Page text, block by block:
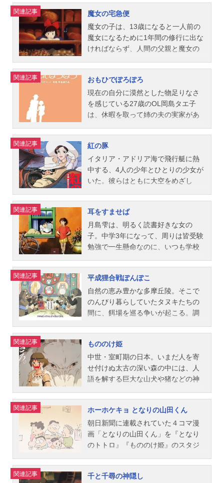
朗ミト：永井一郎ゴル：宮内幸平ギ
ックリ：八奈見乗児ニガ：矢田稔ア
スベル：松田洋治ラステル：冨永み
ーなクシャナ：榊原良子クロトワ：
家弓家正スタッフ監督：宮崎駿脚
作画監督：小松原一男美術監督：中
村光毅音楽：久石譲公開開始年＆季
節1984アニメ映画(C)1984StudioGhi
bli・H『風の谷のナウシカ』公式サイ
ト&...
救い出す。そして、とうとう伝説の
島ラピュタと遭遇することになる
が……。作品名天空の城ラピュタ放
送形態劇場版アニメシリーズスタジ
オジブリスケジュール1986年8月2日
ータ：横沢啓子ドーラ：初井言榮ム
スカ：寺田農ポムじい：常田富士男
将軍：永井一郎親方：糸博おかみ：
鷲尾真知子シャルル：神山卓三ル
イ：安原義人アンリ：亀山助清老技
フ監督：宮崎駿脚本：宮崎駿プロデ
ューサー：高畑勲作画監督：丹内司
美術：野崎俊郎/山本二三音楽：久石
譲主題歌「君をのせて」井上...
でも、よおく探せばまだきっとい
る。見つからないのは、いないと思
いこんでいるから。作品名となりの
トトロ放送形態劇場版アニメシリー
ズスタジオジブリスケジュール1988
8月21日（金）金曜ロードショーにて
キャストサツキ：日髙のり子メイ：
坂本千夏とうさん：糸井重里かあさ
ん：島本須美トトロ：高木均ネコバ
ス：龍田直樹カンタのばあちゃん：
タの母：丸山裕子カンタ：雨笠利幸
本家のおばあちゃん：鈴木れい子学
校の先生：鷲尾真知子草刈り男：千
葉繁郵便配達員：西村智博ミッちゃ
ん：神代智恵リョウコちゃん：水谷
大樹平松晶子スタッフ原作・脚本・
監督：宮崎駿プロデューサー：原徹
作画：佐藤好春美術：男鹿和雄仕
上：保田道世音楽：久石譲制作：ス
タ...
はやむなく小母の家へ身を寄せるこ
とにするが、そこでも生活が苦しく
なるに従って小母とのいさかいが絶
えなくなり、清太は家を出る決心を
する。荷物をリヤカーに積み込み、
しい生活が始まるが、やがて食糧も
尽き…。作品名火垂るの墓放送形態
劇場版アニメシリーズスタジオジブ
リスケジュール1988年4月16日
（土）キャスト清太：辰巳努節子：
口朱美スタッフ原作：野坂昭如（新
潮文庫版）監督：高畑勲企画・製
作：佐藤亮一プロデューサー：原徹
脚本：高畑勲音楽：間宮芳生キャラ
クターデザイン・作画監督：近藤喜
義行美術監督：山本二三色彩設定：
保田道世音響監督：浦上靖夫編集：
瀬山武司公開開始年＆季節1988アニ
メ映画(C)野坂昭如・新潮社1988『火
垂るの墓』公式ページ 「火垂るの
関連記事
魔女の宅急便
魔女の子は、13歳になると一人前の
魔女になるために1年間の修行に出な
ければならず、人間の父親と魔女の
黒猫ジジを連れて父母のもとを旅立
つ。海辺の町、コリコを修行の場に
選んだキキは、親切なパン屋のおか
みのおソノさんのおかげで、唯一使
える魔法である、ホウキで空を飛ぶ
る。初めての仕事では、途中の森に
荷物を落とすなどトラブルを起こし
つつも何とか仕事を無事終了。女子
画学生のウルスラや、少年トンボと
もお友達となり、少しずつ仕事にも
名魔女の宅急便放送形態劇場版アニ
メシリーズスタジオジブリスケジュ
ール1989年7月29日（土）【IMAX劇
場上映】2026年6月19日（金）期間
限定上映キャストキキ、ウルスラ：
リ：信沢三恵子（信澤三惠子）おソ
ノ：戸田恵子亭主：山寺宏一トン
ボ：山口勝平バーサ：関弘子オキ
ノ：三浦浩一老婦人：加藤治子スタ
ッフ監督：宮崎駿プロデューサー・
出：高畑勲作画：大塚伸治 近藤勝
也 近藤喜文美術：大野広司色彩設
計：保田道世主題歌「ルージュの伝
言」荒井由実「やさしさに包まれた
なら」荒...
関連記事
おもひでぽろぽろ
現在の自分に漠然とした物足りなさ
を感じている27歳のOL岡島タエ子
は、休暇を取って姉の夫の実家があ
子は、小さな頃から田舎のある生活
に憧れていたのだ。旅の途中で、彼
女はふと小学5年生の自分を思い出し
てしまう。一度蘇った思い出はタエ
子から離れていかなかった。小学5年
て成長するためのさなぎの季節なの
かもしれない。いくつも思い出が浮
かんでくるのは、自分に再びさなぎ
の季節が巡ってきたのだろうか。も
う一度、自分を見つめ直す時なのか
ていく。山形駅に着いたタエ子を待
っていたのは、新しい農業に意欲を
燃やしている青年、トシオとの出会
いだった。紅花摘みに田んぼの草取
り、リンゴの袋がけ。トシオの案内
自然と調和しながら生きている農家
の人々の姿に、地に足の着いた生活
の魅力を発見するのだった。そし
て、東京へ帰る日の前夜、おばあち
ゃんから、思いもかけない話題が出
態劇場版アニメシリーズスタジオジ
ブリスケジュール1991年7月20日
（土）キャスト岡島タエ子：今井美
樹岡島タエ子（小５・10歳）：本名
陽...
関連記事
紅の豚
イタリア・アドリア海で飛行艇に熱
中する、4人の少年とひとりの少女が
いた。彼らはともに大空をめざし
ひとりは青い海に、もうひとりは荒
野の果てに、それぞれ手の届かない
はるか彼方へと消えていった。そし
て残されたのは少女と、ひとりの少
年。その少年も自らに魔法をかけ
た・・・。作品名紅の豚放送形態劇
場版アニメシリーズスタジオジブリ
スケジュール1992年7月18日（土）
キャストポルコ・ロッソ：森山周一
郎マダム・ジーナ：加藤登紀子ピッ
マユート・ボス：上條恒彦フィオ・
ピッコロ：岡村明美ミスター・カー
チス：大塚明夫バアちゃん：関弘子
スタッフ監督：宮崎駿脚本：宮崎駿
プロデューサー：鈴木敏夫作画監
村佳津音楽監督：久石譲主題歌主題
歌：「さくらんぼの実る頃」加藤登
紀子ED：「時には昔の話を」加藤登
紀子公開開始年＆季節1992アニメ映
画(C)1992StudioGhibli・NN『紅の
を探す
関連記事
耳をすませば
月島雫は、明るく読書好きな女の
子。中学3年になって、周りは皆受験
勉強で一生懸命なのに、いつも学校
けっていた。雫はある日、図書館の
貸し出しカードに「天沢聖司」とい
う名前を発見する。雫が読む本には
必ずといっていいほどその名前があ
った。やがて、雫はひとりの少年と
へ渡って、ヴァイオリン職人の修行
をしようと決意している少年。その
少年こそ「天沢聖司」であった。雫
は聖司にひかれながら、進路も将来
も自分の才能にもすべてがあいまい
引き裂かれていた。やがて、雫は聖
司の生き方に強く心を動かされ、聖
司の祖父・西老人が経営する不思議
なアンティークショップ「地球屋」
にあった猫人形「バロン」を主人公
た…。作品名耳をすませば放送形態
劇場版アニメシリーズスタジオジブ
関連記事
平成狸合戦ぽんぽこ
自然の恵み豊かな多摩丘陵。そこで
のんびり暮らしていたタヌキたちの
間に、餌場を巡る争いが起こる。調
ちによる宅地造成が原因だと分か
る。こんな争いをしている場合じゃ
ない!このままだと、餌どころか住む
所すらなくなってしまう。ここに丘
陵のタヌキたちの大会議が持たれ、
かうため、まず茶釜やだるまなど簡
単に化けられるものから始められ、
お地蔵さんや招き猫など次々と難し
い課題へ移行していき、総仕上げ
は、人間に化けて街に繰り出す街頭
ら、宅地造成は着々と進められてい
た。いよいよ卒業テストに合格した
関連記事
もののけ姫
中世・室町期の日本。いまだ人を寄
せ付けぬ太古の深い森の中には、人
語を解する巨大な山犬や猪などの神
を襲って、荒ぶる神々として恐れら
れていた。エミシの末裔のアシタカ
は、人間への怒りと憎しみによって
タタリ神と化した猪神に呪いをかけ
られ、それを解くために訪れた西の
く。森を切り開こうとするタタラ製
鉄集団とその長エボシ御前、森を守
関連記事
ホーホケキョ となりの山田くん
朝日新聞に連載されていた４コマ漫
画「となりの山田くん」を『となり
のトトロ』『もののけ姫』のスタジ
高畑勲監督で映画化した作品。どこ
にでもいそうなごくありふれた庶民
関連記事
千と千尋の神隠し